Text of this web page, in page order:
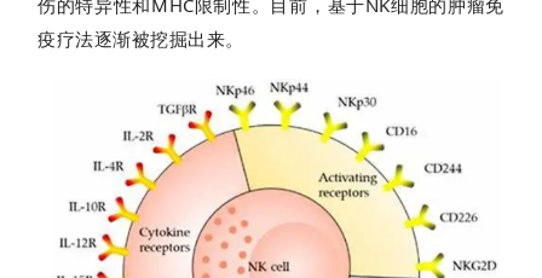
疫疗法逐渐被挖掘出来。